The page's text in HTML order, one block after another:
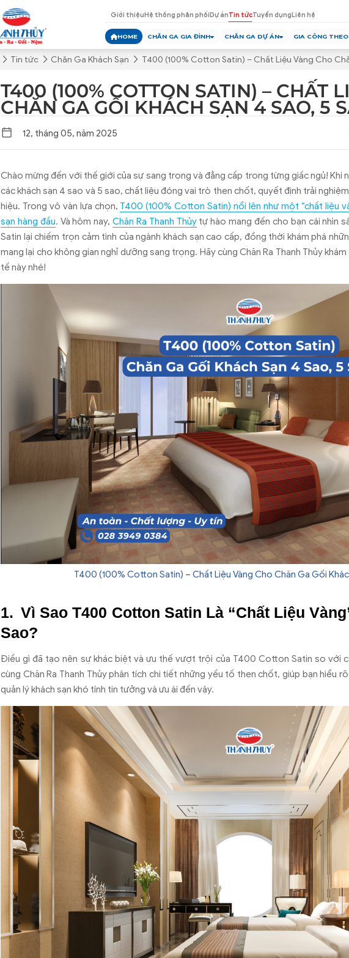
Giới thiệuHệ thống phân phốiDự ánTin tứcTuyển dụngLiên hệ
HOME CHĂN GA GIA ĐÌNH CHĂN GA DỰ ÁN GIA CÔNG
Tin tức Chăn Ga Khách Sạn T400 (100% Cotton Satin) – Chất Liệu Vàng Cho
T400 (100% COTTON SATIN) – CHẤT
CHĂN GA GỐI KHÁCH SẠN 4 SAO, 5
12, tháng 05, năm 2025
Chào mừng đến với thế giới của sự sang trọng và đẳng cấp trong từng giấc ngủ! Khi
các khách sạn 4 sao và 5 sao, chất liệu đóng vai trò then chốt, quyết định trải
hiệu. Trong vô vàn lựa chọn, T400 (100% Cotton Satin) nổi lên như một “chất liệu
sạn hàng đầu. Và hôm nay,Chăn Ra Thanh Thủytự hào mang đến cho bạn cái nhìn
Satin lại chiếm trọn cảm tình của ngành khách sạn cao cấp, đồng thời khám phá
mang lại cho không gian nghỉ dưỡng sang trọng. Hãy cùng Chăn Ra Thanh Thủy
tế này nhé!
T400 (100% Cotton Satin) – Chất Liệu Vàng Cho Chăn Ga Gối
Vì Sao T400 Cotton Satin Là “Chất Liệu
Sao?
Điều gì đã tạo nên sự khác biệt và ưu thế vượt trội của T400 Cotton Satin so với
cùng Chăn Ra Thanh Thủy phân tích chi tiết những yếu tố then chốt, giúp bạn hiểu
quản lý khách sạn khó tính tin tưởng và ưu ái đến vậy.